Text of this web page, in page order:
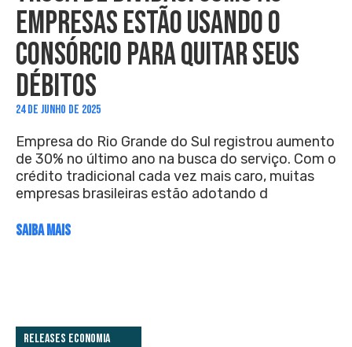
EMPRESAS ESTÃO USANDO O
CONSÓRCIO PARA QUITAR SEUS
DÉBITOS
24 DE JUNHO DE 2025
Empresa do Rio Grande do Sul registrou aumento
de 30% no último ano na busca do serviço. Com o
crédito tradicional cada vez mais caro, muitas
empresas brasileiras estão adotando d
SAIBA MAIS
Releases Economia